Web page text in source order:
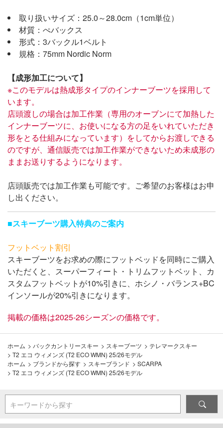
取り扱いサイズ：25.0～28.0cm（1cm単位）
材質：ぺバックス
形式：3バックル1ベルト
規格：75mm Nordic Norm
【成形加工について】
※このモデルは熱成形タイプのインナーブーツを採用して
います。
店頭渡しの場合は加工作業（専用のオーブンにて加熱した
インナーブーツに、お使いになる方の足をいれていただき
形をとる仕組みになっています）をしてからお渡しできる
のですが、通信販売では加工作業ができないため未成形の
ままお送りするようになります。
店頭販売では加工作業も可能です。ご希望のお客様はお申
し出ください。
■スキーブーツ購入特典のご案内
フットベット割引
スキーブーツをお求めの際にフットベッドを同時にご購入
いただくと、スーパーフィート・トリムフットベット、カ
スタムフットベットが10%引きに、ホシノ・バランス+BC
インソールが20%引きになります。
掲載の価格は2025-26シーズンの価格です。
ホーム > バックカントリースキー > スキーブーツ > テレマークスキー
> T2 エコ ウィメンズ (T2 ECO WMN) 25/26モデル
ホーム > ブランドから探す > スキーブランド > SCARPA
> T2 エコ ウィメンズ (T2 ECO WMN) 25/26モデル
キーワードから探す